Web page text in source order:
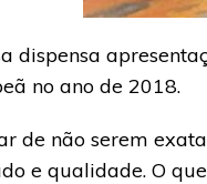
dispensa
no ano de 2018.
de não serem
e qualidade. O